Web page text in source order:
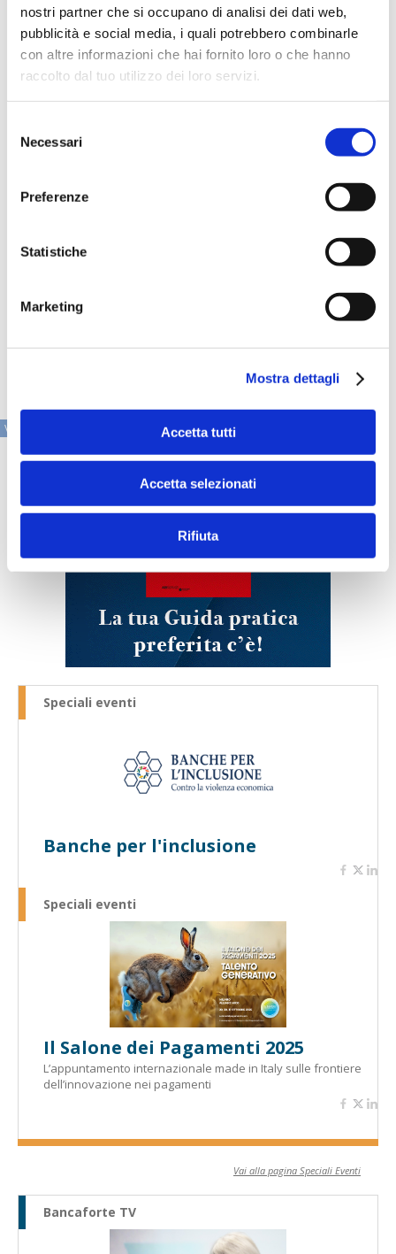
nostri partner che si occupano di analisi dei dati web,
pubblicità e social media, i quali potrebbero combinarle
con altre informazioni che hai fornito loro o che hanno
raccolto dal tuo utilizzo dei loro servizi.
delNecessari
Preferenze
Statistiche
Marketing
Mostra dettagli
Accetta tutti
Accetta selezionati
Rifiuta
La dinamica di crescita è però più rapida tra gli uomini, che
registrano un incremento annuo del +63,5%, superiore al
+50,6% delle donne. Una tendenza che suggerisce un
progressivo ampliamento dell'utilizzo del BNPL anche
verso categorie come tecnologia ed elettronica di
Aumenta anche il peso dei cittadini stranieri
consumatori nati all'estero. Questa componente
rappresenta il 15,2% delle richieste BNPL e cresce su base
annua del +70,8%, rispetto al +53,7% registrato tra i
Si tratta di una tendenza coerente con il profilo
giovane e più incline all'utilizzo di strumenti digitali di
pagamento. Tra i richiedenti nati all'estero, ad esempio, i
Millennial rappresentano il 44,6% del totale, circa nove
VAI ALLA SEZIONE IN PRIMO PIANO
Speciali eventi
Banche per l'inclusione
Speciali eventi
Il Salone dei Pagamenti 2025
L’appuntamento internazionale made in Italy sulle frontiere
dell’innovazione nei pagamenti
Vai alla pagina Speciali Eventi
Bancaforte TV